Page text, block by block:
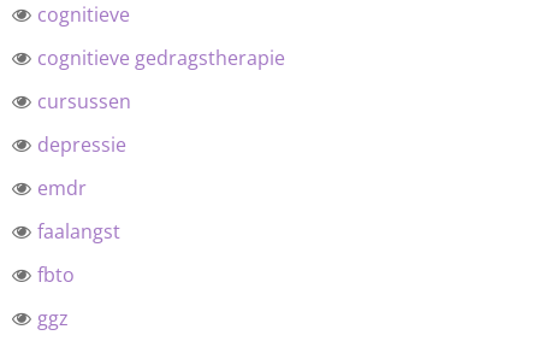
cognitieve
cognitieve gedragstherapie
cursussen
depressie
emdr
faalangst
fbto
ggz